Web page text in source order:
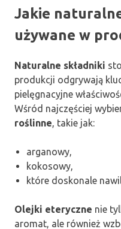
Jakie
używane w
Naturalne składniki
produkcji odgrywają
pielęgnacyjne
Wśród najczęściej
roślinne, takie jak:
arganowy,
kokosowy,
które doskonale
Olejki eteryczne nie
aromat, ale również